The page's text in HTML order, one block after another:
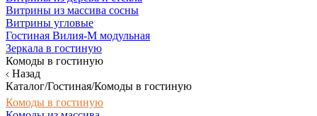
Витрины из массива сосны
Витрины угловые
Гостиная Вилия-М модульная
Зеркала в гостиную
Комоды в гостиную
Назад
Каталог/Гостиная/Комоды в гостиную
Комоды в гостиную